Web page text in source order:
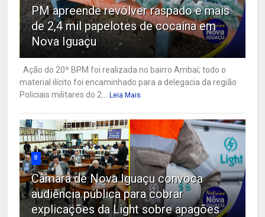
PM apreende revólver raspado e mais
de 2,4 mil papelotes de cocaína em
Nova Iguaçu
Ação do 20º BPM foi realizada no bairro Ambaí; todo o
material ilícito foi encaminhado para a delegacia da região
Policiais militares do 2...
Leia Mais
8
Câmara de Nova Iguaçu convoca
audiência pública para cobrar
explicações da Light sobre apagões